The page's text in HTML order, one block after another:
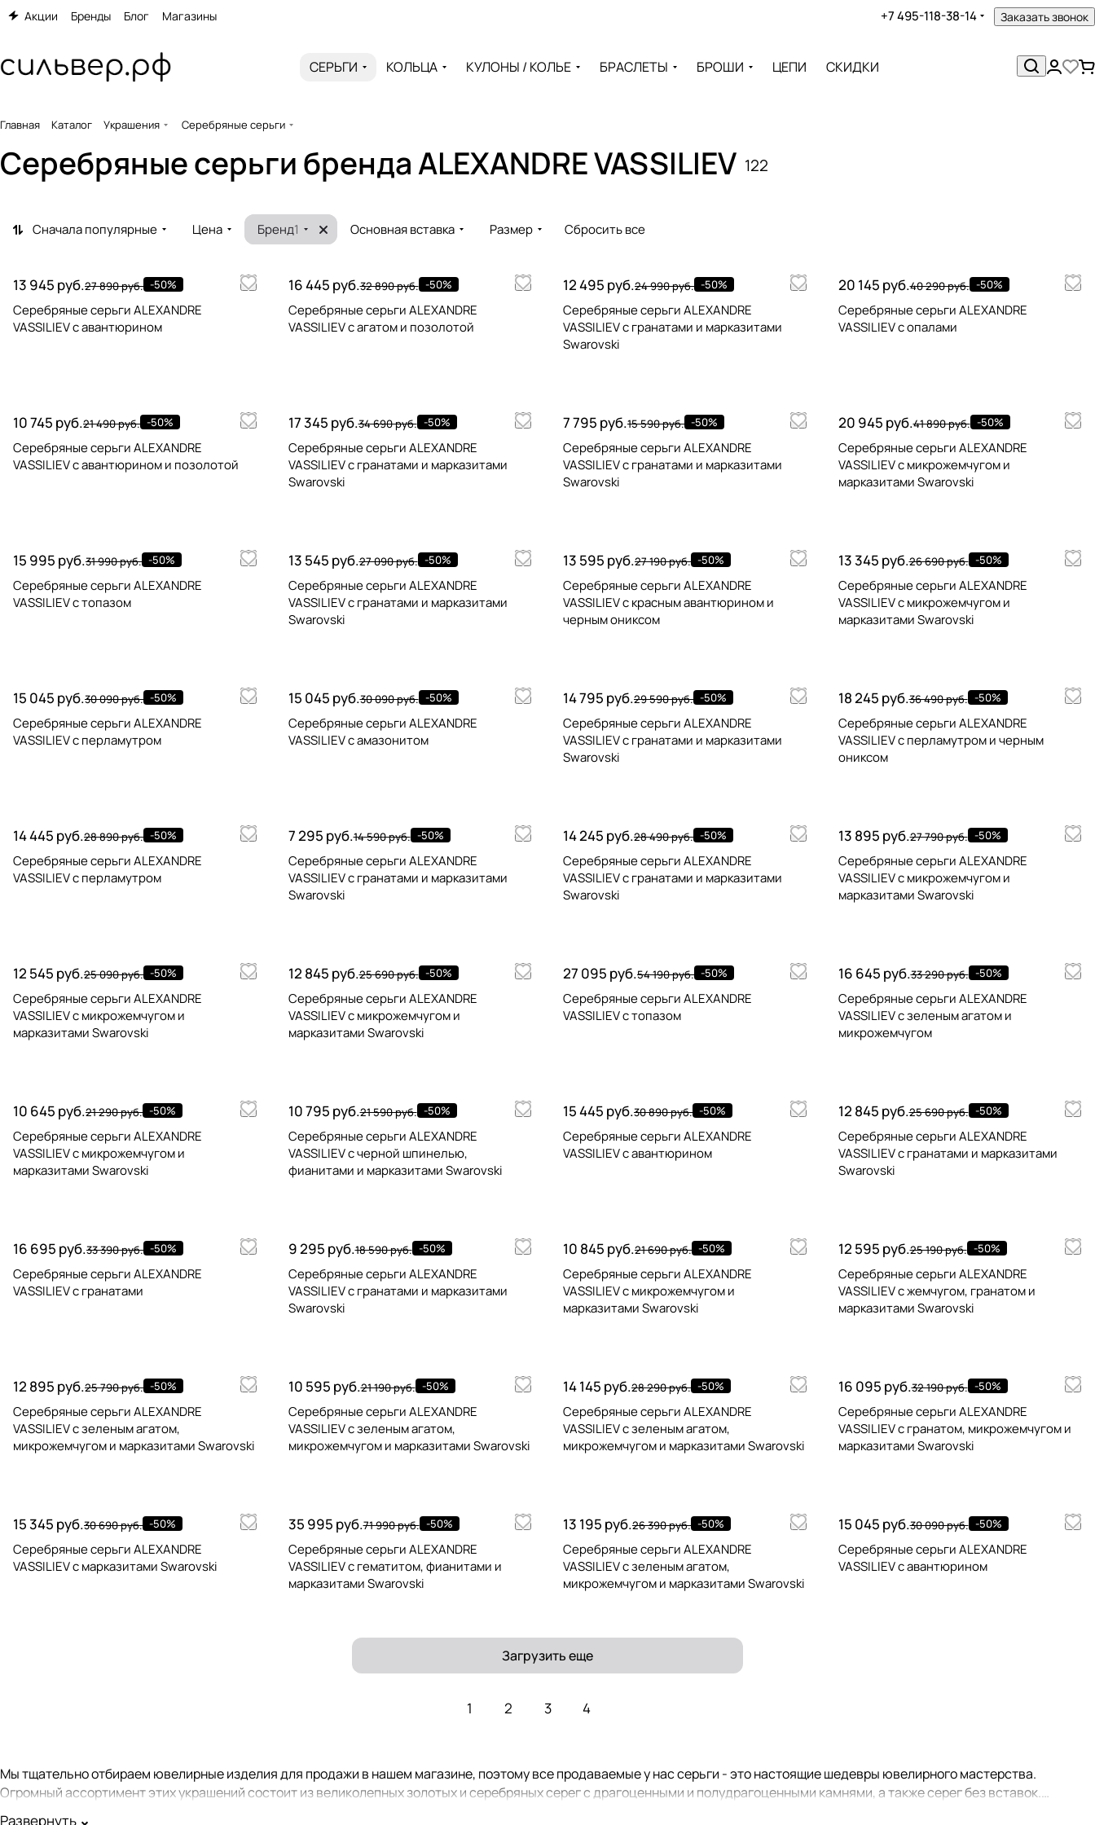
Акции Бренды Блог Магазины +7 495-118-38-14 Заказать звонок
СЕРЬГИ КОЛЬЦА КУЛОНЫ / КОЛЬЕ БРАСЛЕТЫ БРОШИ ЦЕПИ СКИДКИ
Главная Каталог Украшения Серебряные серьги
Серебряные серьги бренда ALEXANDRE VASSILIEV 122
Сначала популярные Цена Бренд1 Основная вставка Размер Сбросить все
13 945 руб.27 890 руб. -50%
Серебряные серьги ALEXANDRE
VASSILIEV с авантюрином
16 445 руб.32 890 руб. -50%
Серебряные серьги ALEXANDRE
VASSILIEV с агатом и позолотой
12 495 руб.24 990 руб. -50%
Серебряные серьги ALEXANDRE
VASSILIEV с гранатами и марказитами
Swarovski
20 145 руб.40 290 руб. -50%
Серебряные серьги ALEXANDRE
VASSILIEV с опалами
10 745 руб.21 490 руб. -50%
Серебряные серьги ALEXANDRE
VASSILIEV с авантюрином и позолотой
17 345 руб.34 690 руб. -50%
Серебряные серьги ALEXANDRE
VASSILIEV с гранатами и марказитами
Swarovski
7 795 руб.15 590 руб. -50%
Серебряные серьги ALEXANDRE
VASSILIEV с гранатами и марказитами
Swarovski
20 945 руб.41 890 руб. -50%
Серебряные серьги ALEXANDRE
VASSILIEV с микрожемчугом и
марказитами Swarovski
15 995 руб.31 990 руб. -50%
Серебряные серьги ALEXANDRE
VASSILIEV с топазом
13 545 руб.27 090 руб. -50%
Серебряные серьги ALEXANDRE
VASSILIEV с гранатами и марказитами
Swarovski
13 595 руб.27 190 руб. -50%
Серебряные серьги ALEXANDRE
VASSILIEV с красным авантюрином и
черным ониксом
13 345 руб.26 690 руб. -50%
Серебряные серьги ALEXANDRE
VASSILIEV с микрожемчугом и
марказитами Swarovski
15 045 руб.30 090 руб. -50%
Серебряные серьги ALEXANDRE
VASSILIEV с перламутром
15 045 руб.30 090 руб. -50%
Серебряные серьги ALEXANDRE
VASSILIEV с амазонитом
14 795 руб.29 590 руб. -50%
Серебряные серьги ALEXANDRE
VASSILIEV с гранатами и марказитами
Swarovski
18 245 руб.36 490 руб. -50%
Серебряные серьги ALEXANDRE
VASSILIEV с перламутром и черным
ониксом
14 445 руб.28 890 руб. -50%
Серебряные серьги ALEXANDRE
VASSILIEV с перламутром
7 295 руб.14 590 руб. -50%
Серебряные серьги ALEXANDRE
VASSILIEV с гранатами и марказитами
Swarovski
14 245 руб.28 490 руб. -50%
Серебряные серьги ALEXANDRE
VASSILIEV с гранатами и марказитами
Swarovski
13 895 руб.27 790 руб. -50%
Серебряные серьги ALEXANDRE
VASSILIEV с микрожемчугом и
марказитами Swarovski
12 545 руб.25 090 руб. -50%
Серебряные серьги ALEXANDRE
VASSILIEV с микрожемчугом и
марказитами Swarovski
12 845 руб.25 690 руб. -50%
Серебряные серьги ALEXANDRE
VASSILIEV с микрожемчугом и
марказитами Swarovski
27 095 руб.54 190 руб. -50%
Серебряные серьги ALEXANDRE
VASSILIEV с топазом
16 645 руб.33 290 руб. -50%
Серебряные серьги ALEXANDRE
VASSILIEV с зеленым агатом и
микрожемчугом
10 645 руб.21 290 руб. -50%
Серебряные серьги ALEXANDRE
VASSILIEV с микрожемчугом и
марказитами Swarovski
10 795 руб.21 590 руб. -50%
Серебряные серьги ALEXANDRE
VASSILIEV с черной шпинелью,
фианитами и марказитами Swarovski
15 445 руб.30 890 руб. -50%
Серебряные серьги ALEXANDRE
VASSILIEV с авантюрином
12 845 руб.25 690 руб. -50%
Серебряные серьги ALEXANDRE
VASSILIEV с гранатами и марказитами
Swarovski
16 695 руб.33 390 руб. -50%
Серебряные серьги ALEXANDRE
VASSILIEV с гранатами
9 295 руб.18 590 руб. -50%
Серебряные серьги ALEXANDRE
VASSILIEV с гранатами и марказитами
Swarovski
10 845 руб.21 690 руб. -50%
Серебряные серьги ALEXANDRE
VASSILIEV с микрожемчугом и
марказитами Swarovski
12 595 руб.25 190 руб. -50%
Серебряные серьги ALEXANDRE
VASSILIEV с жемчугом, гранатом и
марказитами Swarovski
12 895 руб.25 790 руб. -50%
Серебряные серьги ALEXANDRE
VASSILIEV с зеленым агатом,
микрожемчугом и марказитами Swarovski
10 595 руб.21 190 руб. -50%
Серебряные серьги ALEXANDRE
VASSILIEV с зеленым агатом,
микрожемчугом и марказитами Swarovski
14 145 руб.28 290 руб. -50%
Серебряные серьги ALEXANDRE
VASSILIEV с зеленым агатом,
микрожемчугом и марказитами Swarovski
16 095 руб.32 190 руб. -50%
Серебряные серьги ALEXANDRE
VASSILIEV с гранатом, микрожемчугом и
марказитами Swarovski
15 345 руб.30 690 руб. -50%
Серебряные серьги ALEXANDRE
VASSILIEV с марказитами Swarovski
35 995 руб.71 990 руб. -50%
Серебряные серьги ALEXANDRE
VASSILIEV с гематитом, фианитами и
марказитами Swarovski
13 195 руб.26 390 руб. -50%
Серебряные серьги ALEXANDRE
VASSILIEV с зеленым агатом,
микрожемчугом и марказитами Swarovski
15 045 руб.30 090 руб. -50%
Серебряные серьги ALEXANDRE
VASSILIEV с авантюрином
Загрузить еще
1 2 3 4
Мы тщательно отбираем ювелирные изделия для продажи в нашем магазине, поэтому все продаваемые у нас серьги - это настоящие шедевры ювелирного мастерства.
Огромный ассортимент этих украшений состоит из великолепных золотых и серебряных серег с драгоценными и полудрагоценными камнями, а также серег без вставок.
Развернуть